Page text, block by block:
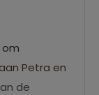
om
Petra en
de